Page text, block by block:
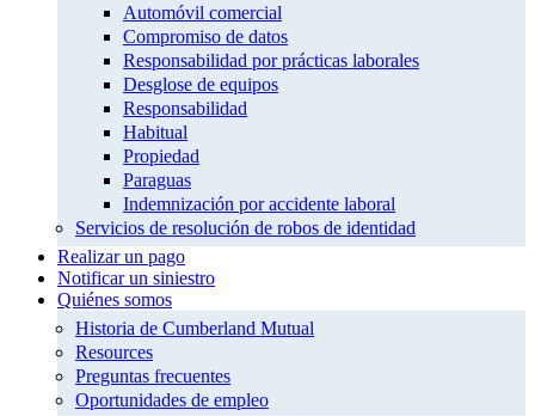
Automóvil comercial
Compromiso de datos
Responsabilidad por prácticas laborales
Desglose de equipos
Responsabilidad
Habitual
Propiedad
Paraguas
Indemnización por accidente laboral
Servicios de resolución de robos de identidad
Realizar un pago
Notificar un siniestro
Quiénes somos
Historia de Cumberland Mutual
Resources
Preguntas frecuentes
Oportunidades de empleo